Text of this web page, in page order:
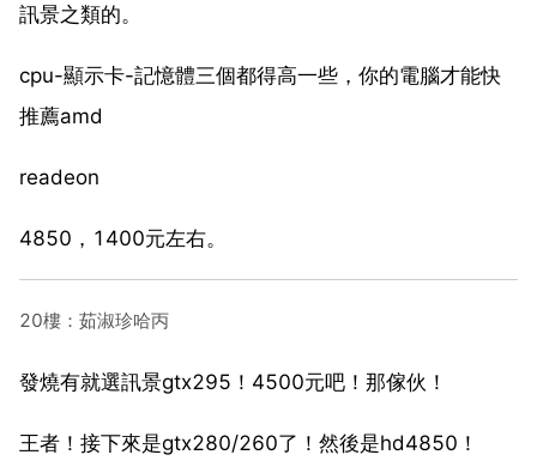
訊景之類的。
cpu-顯示卡-記憶體三個都得高一些，你的電腦才能快
推薦amd
readeon
4850，1400元左右。
20樓：茹淑珍哈丙
發燒有就選訊景gtx295！4500元吧！那傢伙！
王者！接下來是gtx280/260了！然後是hd4850！